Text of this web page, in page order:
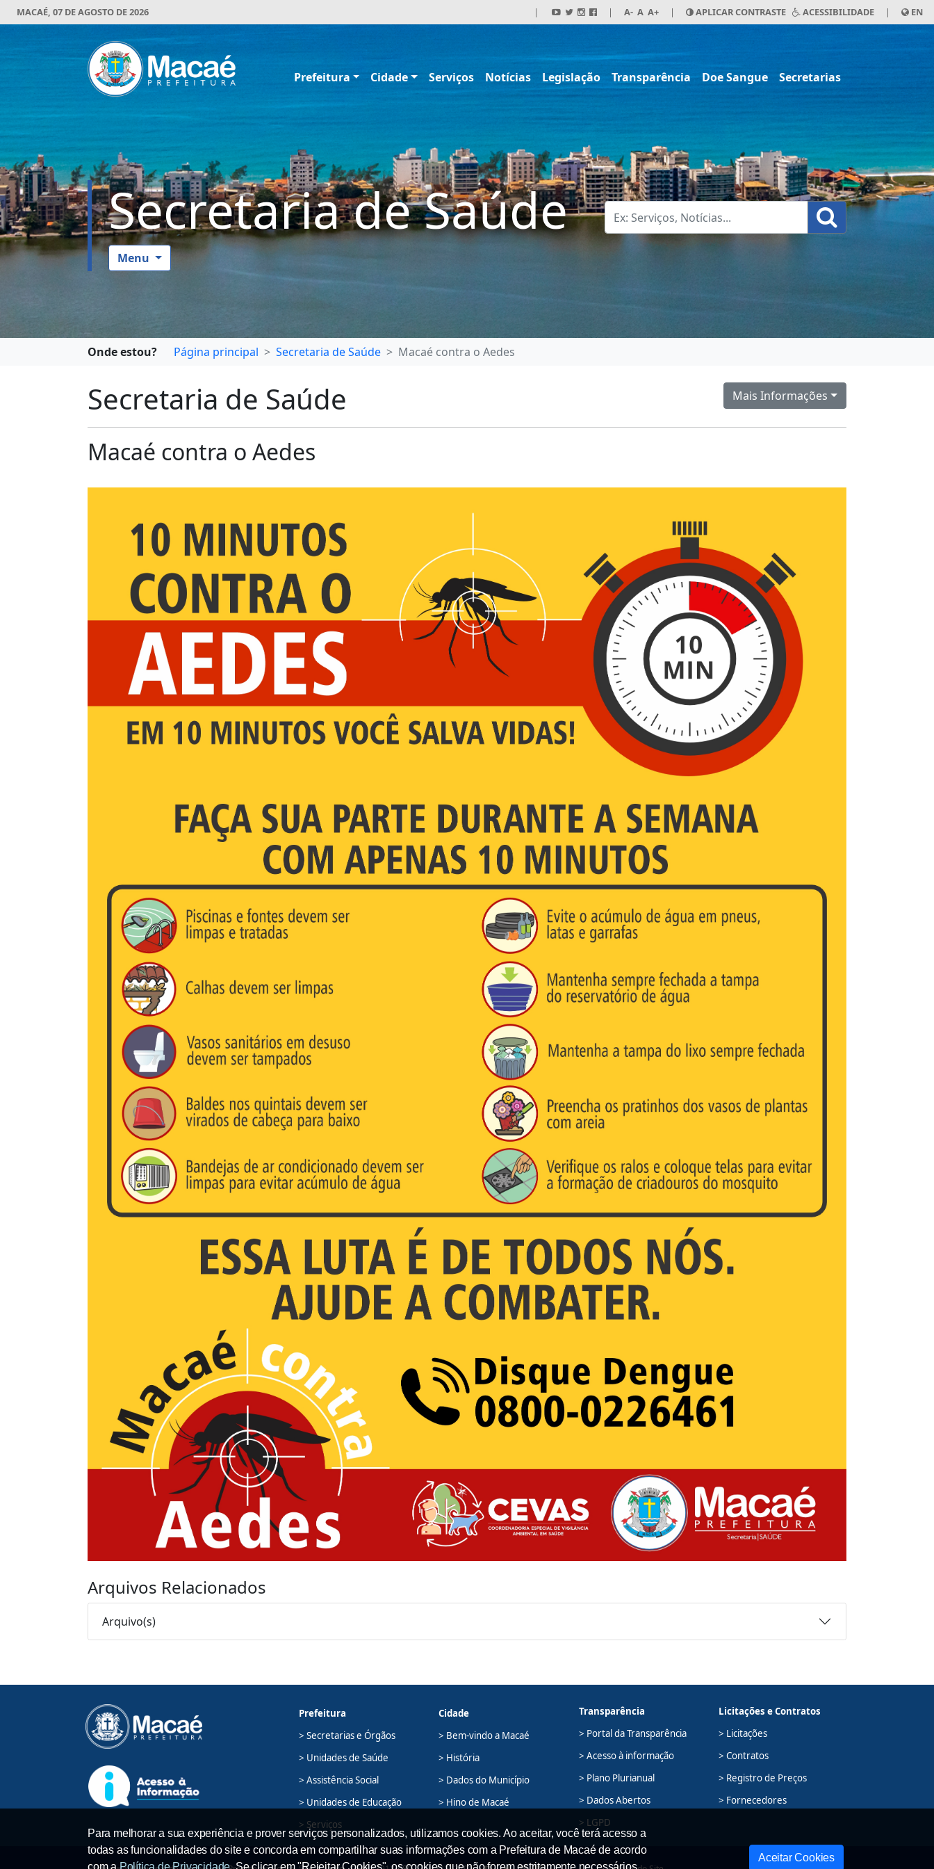
MACAÉ, 07 DE AGOSTO DE 2026 | | A- A A+ | APLICAR CONTRASTE ACESSIBILIDADE | EN
Prefeitura Cidade Serviços Notícias Legislação Transparência Doe Sangue Secretarias
Secretaria de Saúde
Menu
Onde estou? Página principal Secretaria de Saúde Macaé contra o Aedes
Mais Informações
Secretaria de Saúde
Macaé contra o Aedes
Arquivos Relacionados
Arquivo(s)
Prefeitura
> Secretarias e Órgãos
> Unidades de Saúde
> Assistência Social
> Unidades de Educação
> Serviços
Cidade
> Bem-vindo a Macaé
> História
> Dados do Município
> Hino de Macaé
Transparência
> Portal da Transparência
> Acesso à informação
> Plano Plurianual
> Dados Abertos
> LGPD
Licitações e Contratos
> Licitações
> Contratos
> Registro de Preços
> Fornecedores
Para melhorar a sua experiência e prover serviços personalizados, utilizamos cookies. Ao aceitar, você terá acesso a
todas as funcionalidades do site e concorda em compartilhar suas informações com a Prefeitura de Macaé de acordo
com aPolítica de Privacidade. Se clicar em "Rejeitar Cookies", os cookies que não forem estritamente necessários
Aceitar Cookies